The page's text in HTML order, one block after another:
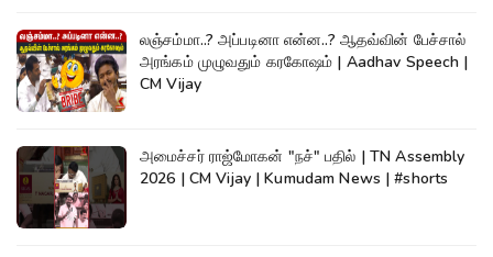
லஞ்சம்மா..? அப்படினா என்ன..? ஆதவ்வின் பேச்சால்
அரங்கம் முழுவதும் கரகோஷம் | Aadhav Speech |
CM Vijay
அமைச்சர் ராஜ்மோகன் "நச்" பதில் | TN Assembly
2026 | CM Vijay | Kumudam News | #shorts